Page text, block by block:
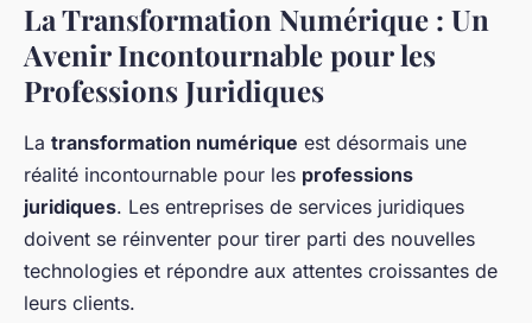
La Transformation Numérique : Un
Avenir Incontournable pour les
Professions Juridiques
La transformation numérique est désormais une
réalité incontournable pour les professions
juridiques. Les entreprises de services juridiques
doivent se réinventer pour tirer parti des nouvelles
technologies et répondre aux attentes croissantes de
leurs clients.